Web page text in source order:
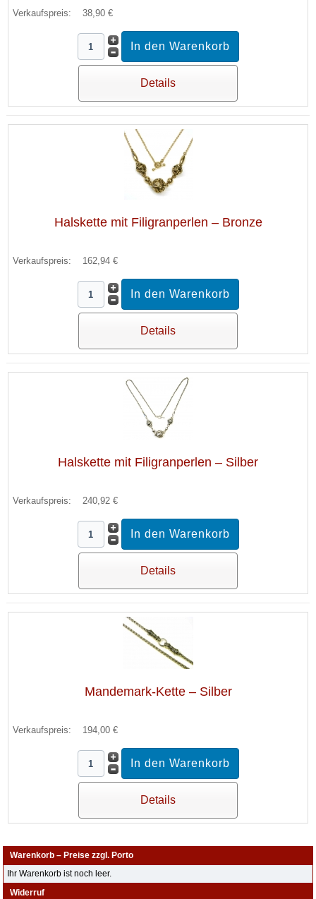
Verkaufspreis: 38,90 €
Details
Halskette mit Filigranperlen – Bronze
Verkaufspreis: 162,94 €
Details
Halskette mit Filigranperlen – Silber
Verkaufspreis: 240,92 €
Details
Mandemark-Kette – Silber
Verkaufspreis: 194,00 €
Details
Warenkorb – Preise zzgl. Porto
Ihr Warenkorb ist noch leer.
Widerruf